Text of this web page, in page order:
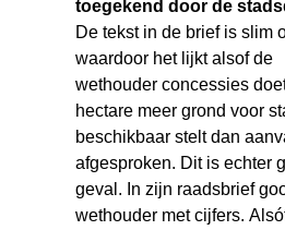
toegekend door de
De tekst in de brief is slim
waardoor het lijkt alsof de
wethouder concessies
hectare meer grond voor
beschikbaar stelt dan
afgesproken. Dit is echter
geval. In zijn raadsbrief
wethouder met cijfers.